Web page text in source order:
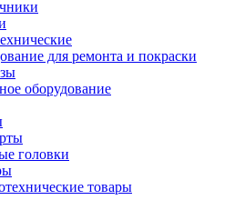
для ремонта и покраски
оборудование
головки
товары